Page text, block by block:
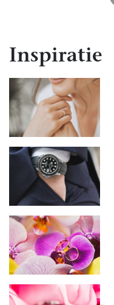
Inspiratie